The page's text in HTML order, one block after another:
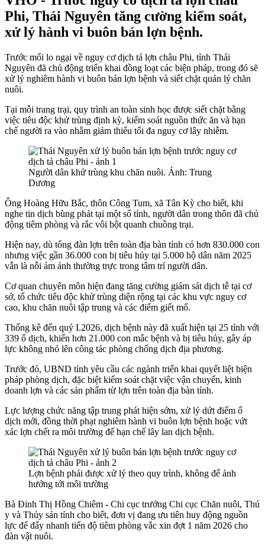
Phi, Thái Nguyên tăng cường kiểm soát,
xử lý hành vi buôn bán lợn bệnh.
Trước mối lo ngại về nguy cơ dịch tả lợn châu Phi, tỉnh Thái
Nguyên đã chủ động triển khai đồng loạt các biện pháp, trong đó sẽ
xử lý nghiêm hành vi buôn bán lợn bệnh và siết chặt quản lý chăn
nuôi.
Tại mỗi trang trại, quy trình an toàn sinh học được siết chặt bằng
việc tiêu độc khử trùng định kỳ, kiểm soát nguồn thức ăn và hạn
chế người ra vào nhằm giảm thiểu tối đa nguy cơ lây nhiễm.
Người dân khử trùng khu chăn nuôi. Ảnh: Trung
Dương
Ông Hoàng Hữu Bắc, thôn Công Tum, xã Tân Kỳ cho biết, khi
nghe tin dịch bùng phát tại một số tỉnh, người dân trong thôn đã chủ
động tiêm phòng và rắc vôi bột quanh chuồng trại.
Hiện nay, dù tổng đàn lợn trên toàn địa bàn tỉnh có hơn 830.000 con
nhưng việc gần 36.000 con bị tiêu hủy tại 5.000 hộ dân năm 2025
vẫn là nỗi ám ảnh thường trực trong tâm trí người dân.
Cơ quan chuyên môn hiện đang tăng cường giám sát dịch tễ tại cơ
sở, tổ chức tiêu độc khử trùng diện rộng tại các khu vực nguy cơ
cao, khu chăn nuôi tập trung và các điểm giết mổ.
Thống kê đến quý I.2026, dịch bệnh này đã xuất hiện tại 25 tỉnh với
339 ổ dịch, khiến hơn 21.000 con mắc bệnh và bị tiêu hủy, gây áp
lực không nhỏ lên công tác phòng chống dịch địa phương.
Trước đó, UBND tỉnh yêu cầu các ngành triển khai quyết liệt biện
pháp phòng dịch, đặc biệt kiểm soát chặt việc vận chuyển, kinh
doanh lợn và các sản phẩm từ lợn trên toàn địa bàn tỉnh.
Lực lượng chức năng tập trung phát hiện sớm, xử lý dứt điểm ổ
dịch mới, đồng thời phạt nghiêm hành vi buôn lợn bệnh hoặc vứt
xác lợn chết ra môi trường để hạn chế lây lan dịch bệnh.
Lợn bệnh phải được xử lý theo quy trình, không để ảnh
hưởng tới môi trường
Bà Đinh Thị Hồng Chiêm - Chi cục trưởng Chi cục Chăn nuôi, Thú
y và Thủy sản tỉnh cho biết, đơn vị đang ưu tiên huy động nguồn
lực để đẩy nhanh tiến độ tiêm phòng vắc xin đợt 1 năm 2026 cho
đàn vật nuôi.